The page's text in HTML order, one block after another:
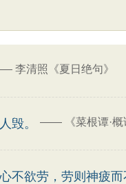
李清照《夏日绝句》
毁。 —— 《菜根谭·概
不欲劳，劳则神疲而